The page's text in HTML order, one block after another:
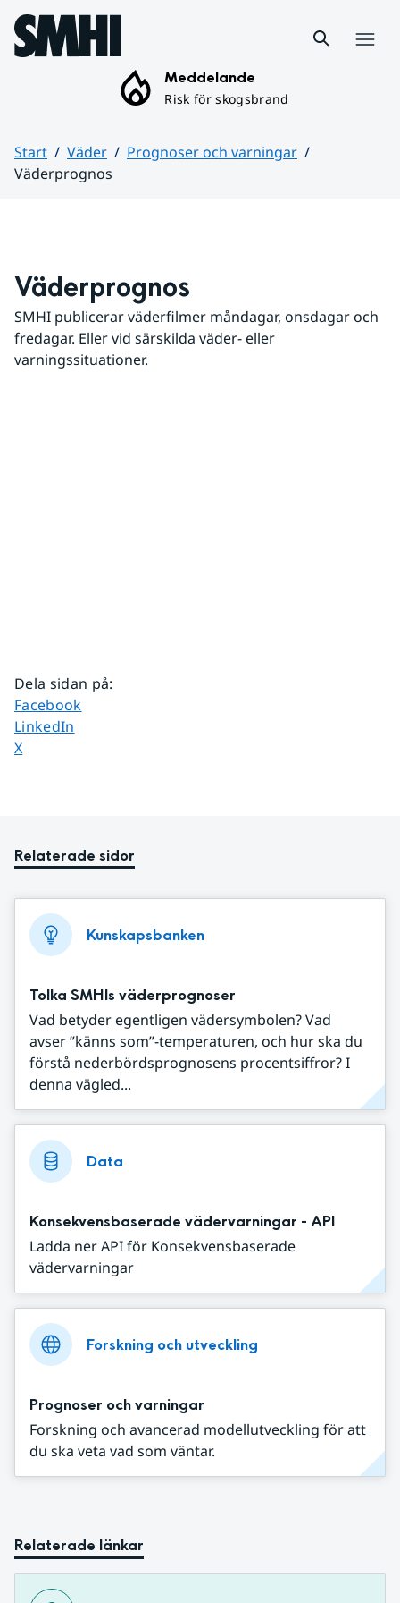
Hoppa till sidans innehåll
Meddelande
Risk för skogsbrand
Start Väder
Prognoser och varningar
Väderprognos
Väderprognos
SMHI publicerar väderfilmer måndagar, onsdagar och
fredagar. Eller vid särskilda väder- eller
varningssituationer.
Dela sidan på:
Dela sidan på
Facebook
Dela sidan på
LinkedIn
Dela sidan på
X
Relaterade sidor
Kunskapsbanken
Tolka SMHIs väderprognoser
Vad betyder egentligen vädersymbolen? Vad
avser ”känns som”-temperaturen, och hur ska du
förstå nederbördsprognosens procentsiffror? I
denna vägled...
Data
Konsekvensbaserade vädervarningar - API
Ladda ner API för Konsekvensbaserade
vädervarningar
Forskning och utveckling
Prognoser och varningar
Forskning och avancerad modellutveckling för att
du ska veta vad som väntar.
Relaterade länkar